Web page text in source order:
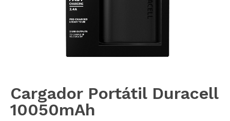
Cargador Portátil Duracell
10050mAh